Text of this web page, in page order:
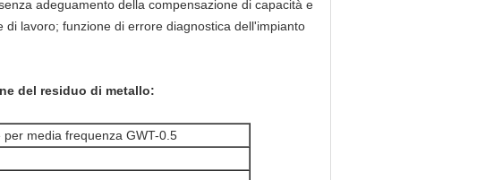
adeguamento della compensazione di capacità e
lavoro; funzione di errore diagnostica dell'impianto
del residuo di metallo:
media frequenza GWT-0.5